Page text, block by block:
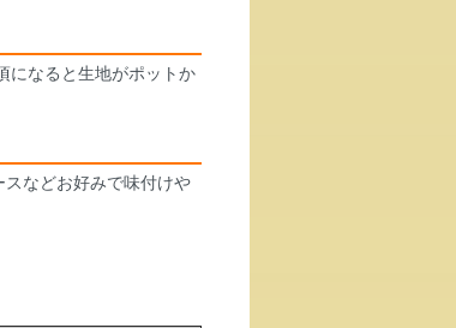
になると生地がポットか
などお好みで味付けや